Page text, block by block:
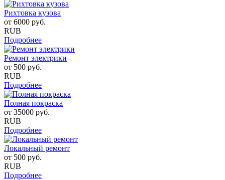
Рихтовка кузова
от 6000 руб.
RUB
Подробнее
Ремонт электрики
от 500 руб.
RUB
Подробнее
Полная покраска
от 35000 руб.
RUB
Подробнее
Локальный ремонт
от 500 руб.
RUB
Подробнее